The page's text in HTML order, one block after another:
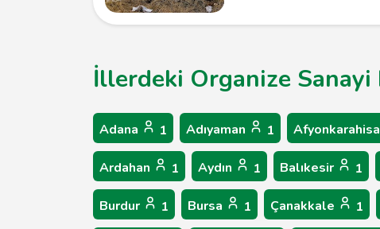
İllerdeki Organize
Adana 1 Adıyaman 1
Ardahan 1 Aydın 1 Balıkesir 1
Burdur 1 Bursa 1 Çanakkale 1